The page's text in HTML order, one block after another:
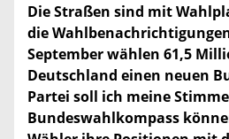
Die Straßen sind mit
die
September wählen 61,5
Deutschland einen neuen
Partei soll ich meine
Bundeswahlkompass